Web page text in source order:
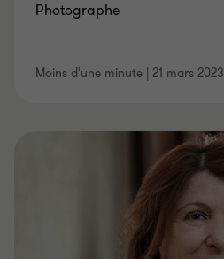
Photographe
Moins d'une minute | 21 mars 2023